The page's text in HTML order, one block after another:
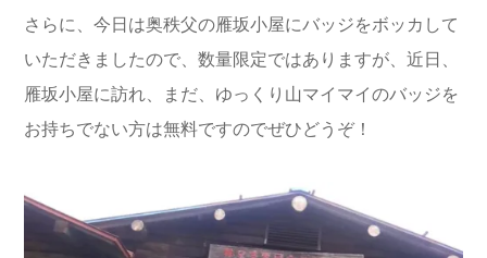
さらに、今日は奥秩父の雁坂小屋にバッジをボッカして
いただきましたので、数量限定ではありますが、近日、
雁坂小屋に訪れ、まだ、ゆっくり山マイマイのバッジを
お持ちでない方は無料ですのでぜひどうぞ！